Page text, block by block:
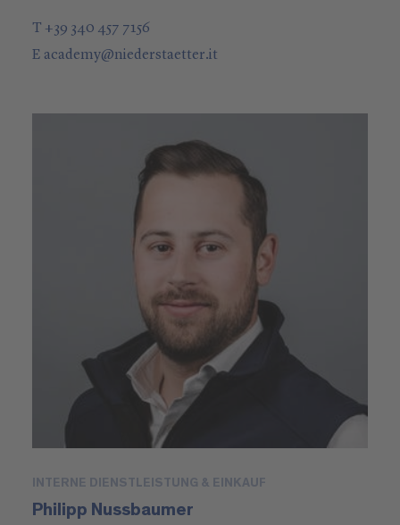
T +39 340 457 7156
E academy@niederstaetter.it
INTERNE DIENSTLEISTUNG & EINKAUF
Philipp Nussbaumer